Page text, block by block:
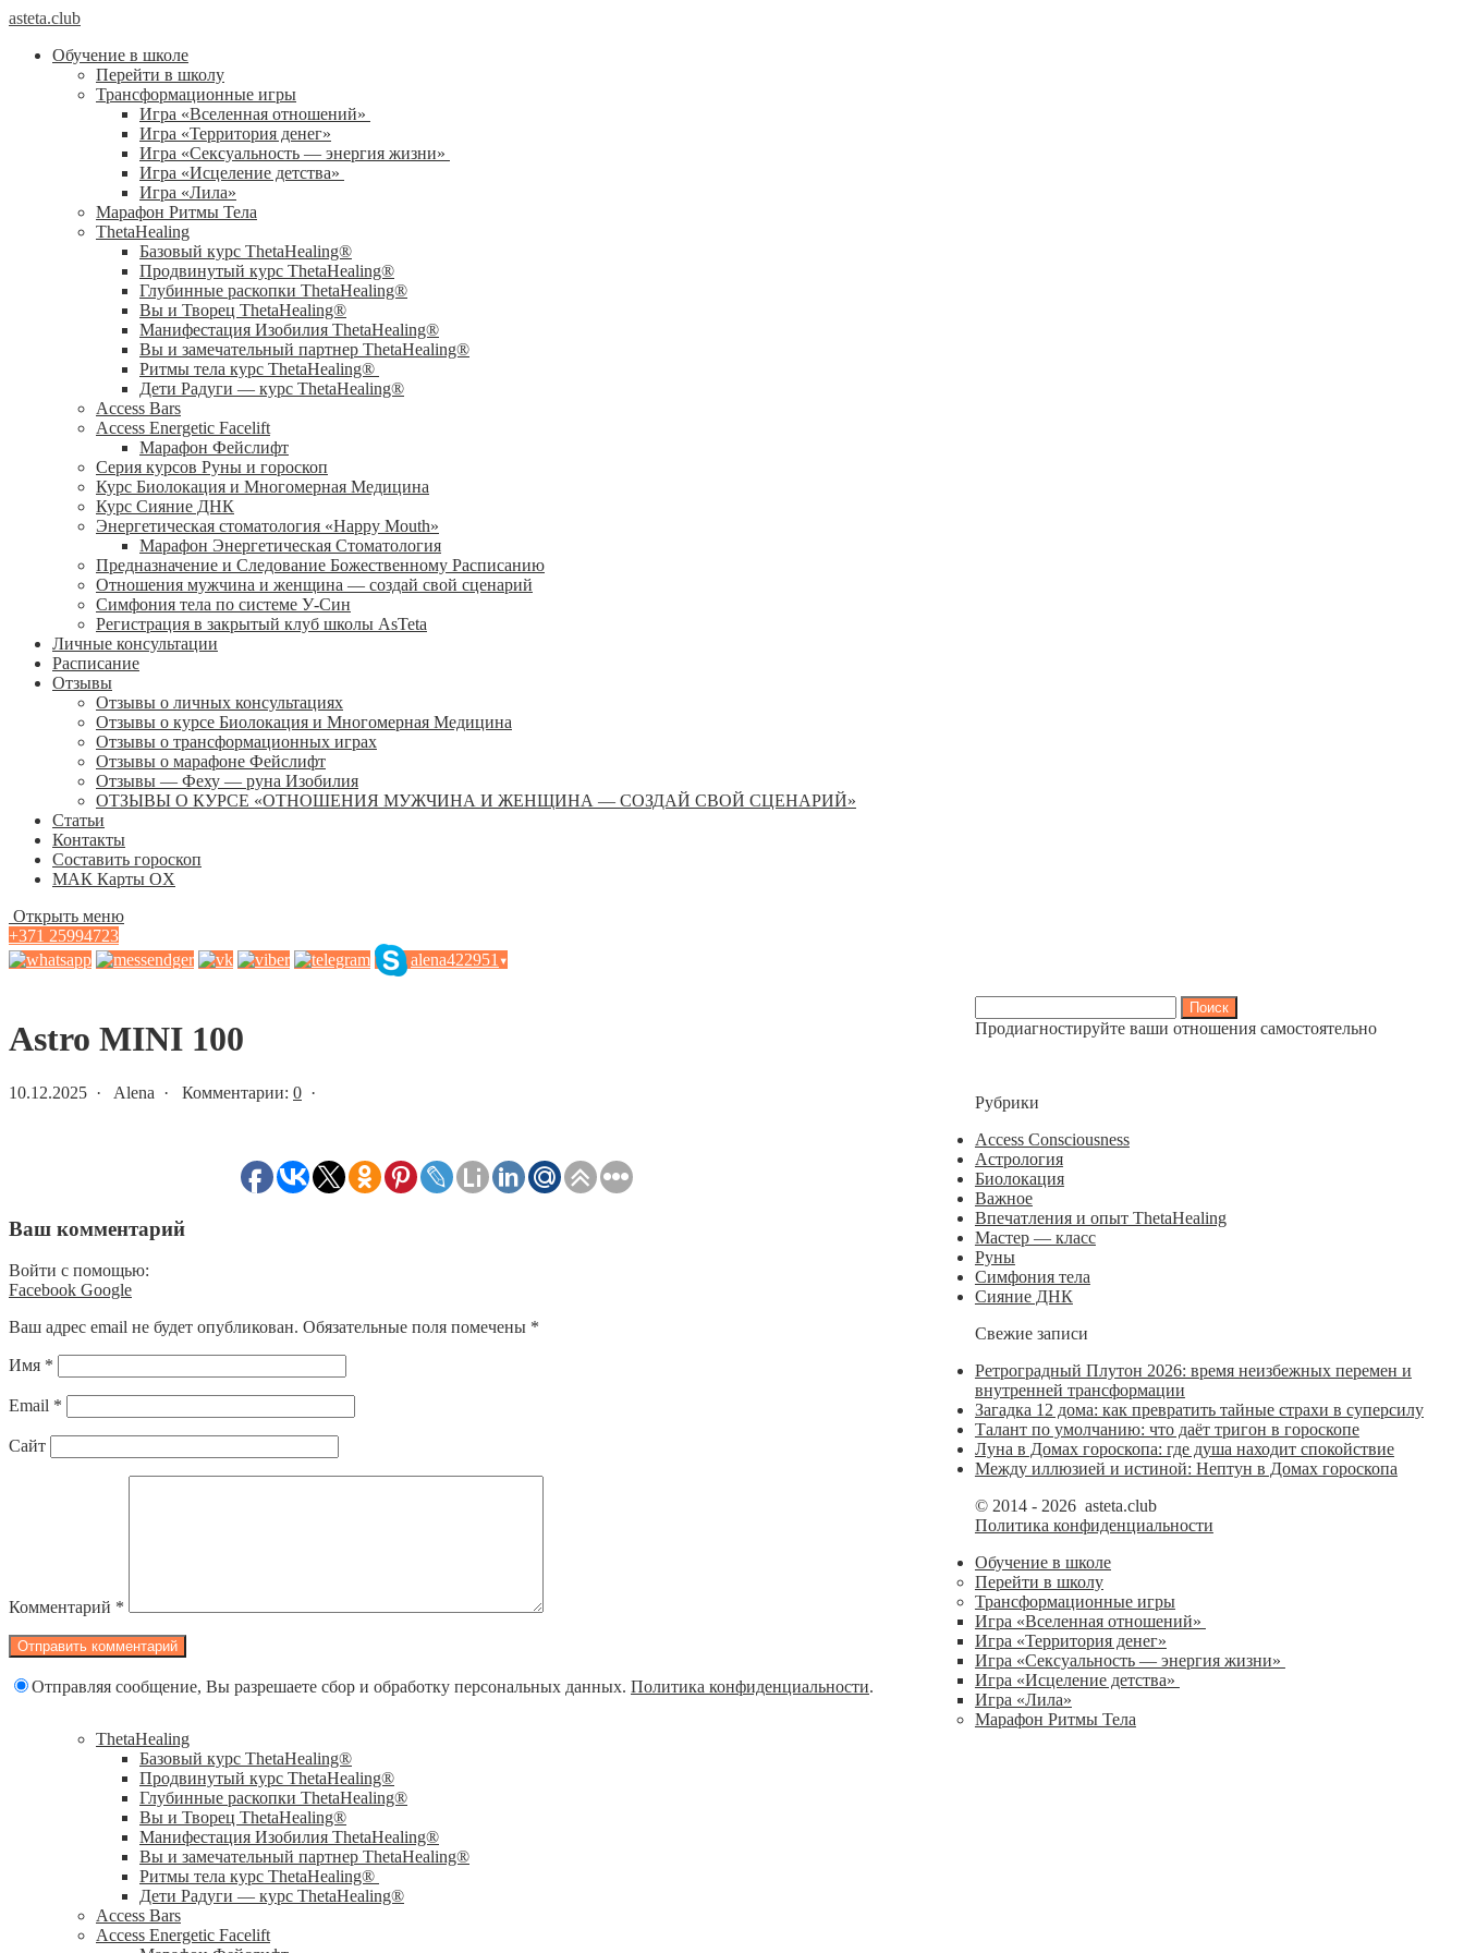
asteta.club
Обучение в школе
Перейти в школу
Трансформационные игры
Игра «Вселенная отношений»
Игра «Территория денег»
Игра «Сексуальность — энергия жизни»
Игра «Исцеление детства»
Игра «Лила»
Марафон Ритмы Тела
ThetaHealing
Базовый курс ThetaHealing®
Продвинутый курс ThetaHealing®
Глубинные раскопки ThetaHealing®
Вы и Творец ThetaHealing®
Манифестация Изобилия ThetaHealing®
Вы и замечательный партнер ThetaHealing®
Ритмы тела курс ThetaHealing®
Дети Радуги — курс ThetaHealing®
Access Bars
Access Energetic Facelift
Марафон Фейслифт
Серия курсов Руны и гороскоп
Курс Биолокация и Многомерная Медицина
Курс Сияние ДНК
Энергетическая стоматология «Happy Mouth»
Марафон Энергетическая Cтоматология
Предназначение и Следование Божественному Расписанию
Отношения мужчина и женщина — создай свой сценарий
Симфония тела по системе У-Син
Регистрация в закрытый клуб школы AsTeta
Личные консультации
Расписание
Отзывы
Отзывы о личных консультациях
Отзывы о курсе Биолокация и Многомерная Медицина
Отзывы о трансформационных играх
Отзывы о марафоне Фейслифт
Отзывы — Феху — руна Изобилия
ОТЗЫВЫ О КУРСЕ «ОТНОШЕНИЯ МУЖЧИНА И ЖЕНЩИНА — СОЗДАЙ СВОЙ СЦЕНАРИЙ»
Статьи
Контакты
Составить гороскоп
МАК Карты OХ
Открыть меню
+371 25994723
alena422951 ▾
Astro MINI 100
10.12.2025 · Alena · Комментарии: 0 ·
Ваш комментарий
Войти с помощью:
Facebook Google
Ваш адрес email не будет опубликован. Обязательные поля помечены *
Имя *
Email *
Сайт
Комментарий *
Отправляя сообщение, Вы разрешаете сбор и обработку персональных данных. Политика конфиденциальности.
Продиагностируйте ваши отношения самостоятельно
Рубрики
Access Consciousness
Астрология
Биолокация
Важное
Впечатления и опыт ThetaHealing
Мастер — класс
Руны
Симфония тела
Сияние ДНК
Свежие записи
Ретроградный Плутон 2026: время неизбежных перемен и
внутренней трансформации
Загадка 12 дома: как превратить тайные страхи в суперсилу
Талант по умолчанию: что даёт тригон в гороскопе
Луна в Домах гороскопа: где душа находит спокойствие
Между иллюзией и истиной: Нептун в Домах гороскопа
© 2014 - 2026 asteta.club
Политика конфиденциальности
Обучение в школе
Перейти в школу
Трансформационные игры
Игра «Вселенная отношений»
Игра «Территория денег»
Игра «Сексуальность — энергия жизни»
Игра «Исцеление детства»
Игра «Лила»
Марафон Ритмы Тела
ThetaHealing
Базовый курс ThetaHealing®
Продвинутый курс ThetaHealing®
Глубинные раскопки ThetaHealing®
Вы и Творец ThetaHealing®
Манифестация Изобилия ThetaHealing®
Вы и замечательный партнер ThetaHealing®
Ритмы тела курс ThetaHealing®
Дети Радуги — курс ThetaHealing®
Access Bars
Access Energetic Facelift